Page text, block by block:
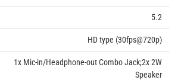
5.2
HD type (30fps@720p)
1x Mic-in/Headphone-out Combo Jack;2x 2W
Speaker